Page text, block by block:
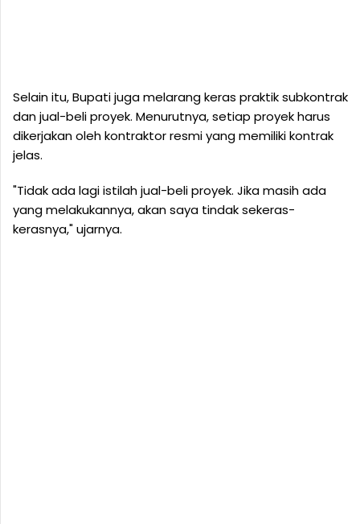
Selain itu, Bupati juga melarang keras praktik subkontrak
dan jual-beli proyek. Menurutnya, setiap proyek harus
dikerjakan oleh kontraktor resmi yang memiliki kontrak
jelas.
"Tidak ada lagi istilah jual-beli proyek. Jika masih ada
yang melakukannya, akan saya tindak sekeras-
kerasnya," ujarnya.